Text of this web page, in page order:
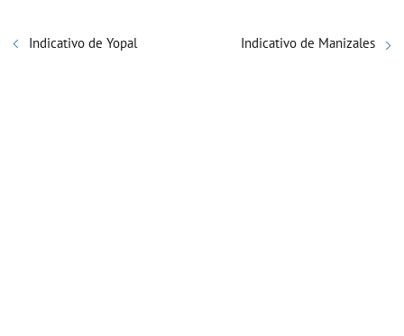
Indicativo de Yopal Indicativo de Manizales